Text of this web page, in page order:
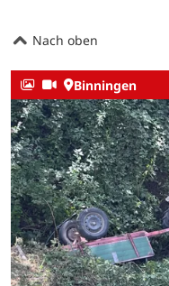
Nach oben
Binningen